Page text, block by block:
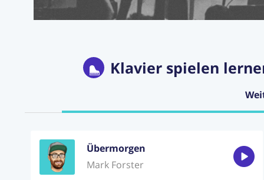
Klavier spielen
Übermorgen
Mark Forster